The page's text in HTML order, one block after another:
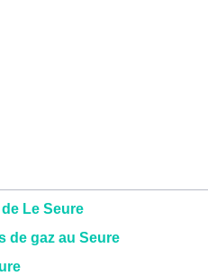
Le Seure
de gaz au Seure